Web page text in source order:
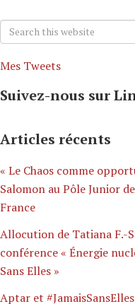
Search
for:
Mes Tweets
Suivez-nous sur
Articles récents
« Le Chaos comme
Salomon au Pôle Junior
France
Allocution de Tatiana F.-
conférence « Énergie
Sans Elles »
Aptar et